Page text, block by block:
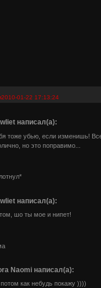
2010-01-22 17:13:24
написал(а):
тоже убью, если изменишь!
но это поправимо...
написал(а):
шо ты мое и нипет!
Naomi написал(а):
потом как небудь покажу ))))